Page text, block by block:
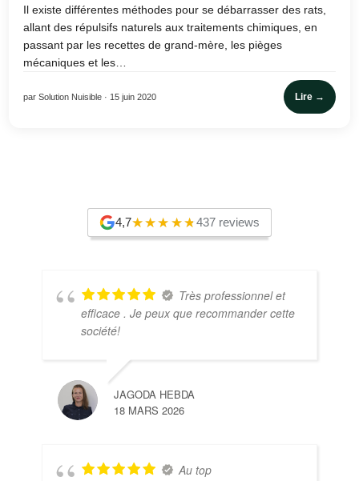
Il existe différentes méthodes pour se débarrasser des rats,
allant des répulsifs naturels aux traitements chimiques, en
passant par les recettes de grand-mère, les pièges
mécaniques et les…
par Solution Nuisible · 15 juin 2020 Lire →
4,7 437 reviews
Très professionnel et
efficace . Je peux que recommander cette
société!
JAGODA HEBDA
18 MARS 2026
Au top